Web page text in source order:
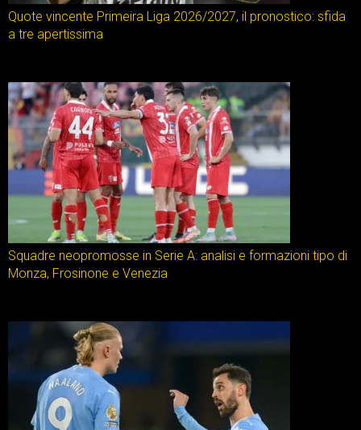
Quote vincente Primeira Liga 2026/2027, il pronostico: sfida
a tre apertissima
Squadre neopromosse in Serie A: analisi e formazioni tipo di
Monza, Frosinone e Venezia